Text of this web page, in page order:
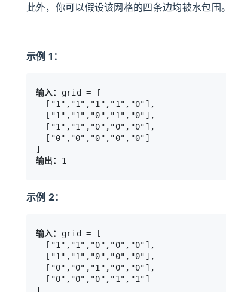
此外，你可以假设该网格的四条边均被水包围。
示例 1：
输入： grid = [
  ["1","1","1","1","0"],
  ["1","1","0","1","0"],
  ["1","1","0","0","0"],
  ["0","0","0","0","0"]
输出：
示例 2：
输入： grid = [
  ["1","1","0","0","0"],
  ["1","1","0","0","0"],
  ["0","0","1","0","0"],
  ["0","0","0","1","1"]